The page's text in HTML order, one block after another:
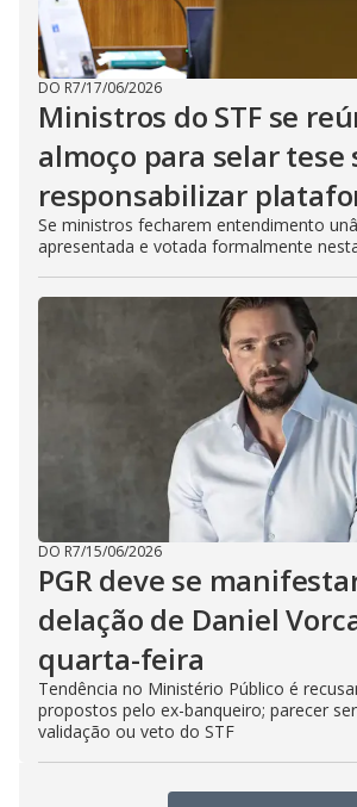
DO R7/17/06/2026
Ministros do STF se
almoço para selar tese
responsabilizar
Se ministros fecharem entendimento
apresentada e votada formalmente
DO R7/15/06/2026
PGR deve se
delação de Daniel
quarta-feira
Tendência no Ministério Público é
propostos pelo ex-banqueiro; parecer
validação ou veto do STF